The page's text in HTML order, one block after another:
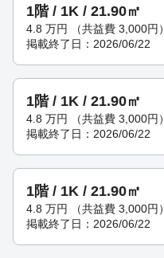
1階 / 1K / 21.90㎡
4.8 万円
（共益費 3,000円）
掲載終了日：2026/06/22
1階 / 1K / 21.90㎡
4.8 万円
（共益費 3,000円）
掲載終了日：2026/06/22
1階 / 1K / 21.90㎡
4.8 万円
（共益費 3,000円）
掲載終了日：2026/06/22